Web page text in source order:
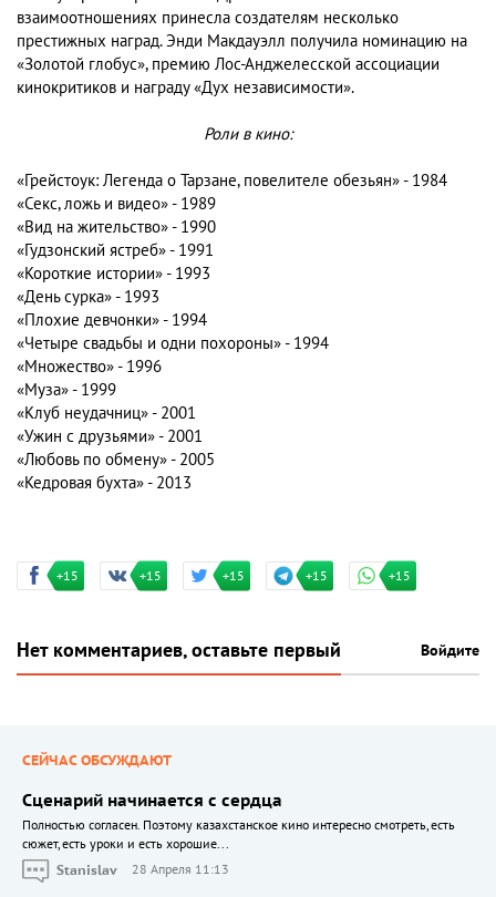
взаимоотношениях принесла создателям несколько
престижных наград. Энди Макдауэлл получила номинацию на
«Золотой глобус», премию Лос-Анджелесской ассоциации
кинокритиков и награду «Дух независимости».
Роли в кино:
«Грейстоук: Легенда о Тарзане, повелителе обезьян» - 1984
«Секс, ложь и видео» - 1989
«Вид на жительство» - 1990
«Гудзонский ястреб» - 1991
«Короткие истории» - 1993
«День сурка» - 1993
«Плохие девчонки» - 1994
«Четыре свадьбы и одни похороны» - 1994
«Множество» - 1996
«Муза» - 1999
«Клуб неудачниц» - 2001
«Ужин с друзьями» - 2001
«Любовь по обмену» - 2005
«Кедровая бухта» - 2013
+15 +15 +15 +15 +15
Нет комментариев, оставьте первый Войдите
СЕЙЧАС ОБСУЖДАЮТ
Сценарий начинается с сердца
Полностью согласен. Поэтому казахстанское кино интересно смотреть, есть
сюжет, есть уроки и есть хорошие...
Stanislav
28 Апреля 11:13